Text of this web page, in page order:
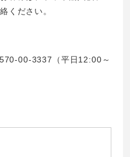
ください。
00-3337（平日12:00～